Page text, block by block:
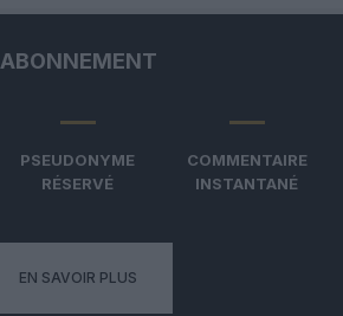
ABONNEMENT
PSEUDONYME
RÉSERVÉ
COMMENTAIRE
INSTANTANÉ
EN SAVOIR PLUS